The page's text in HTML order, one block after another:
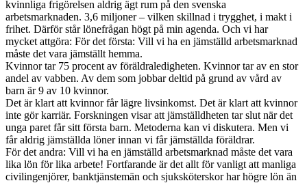
kvinnliga frigörelsen aldrig ägt rum på den svenska
arbetsmarknaden. 3,6 miljoner – vilken skillnad i trygghet, i makt i
frihet. Därför står lönefrågan högt på min agenda. Och vi har
mycket attgöra: För det första: Vill vi ha en jämställd arbetsmarknad
måste det vara jämställt hemma.
Kvinnor tar 75 procent av föräldraledigheten. Kvinnor tar av en stor
andel av vabben. Av dem som jobbar deltid på grund av vård av
barn är 9 av 10 kvinnor.
Det är klart att kvinnor får lägre livsinkomst. Det är klart att kvinnor
inte gör karriär. Forskningen visar att jämställdheten tar slut när det
unga paret får sitt första barn. Metoderna kan vi diskutera. Men vi
får aldrig jämställda löner innan vi får jämställda föräldrar.
För det andra: Vill vi ha en jämställd arbetsmarknad måste det vara
lika lön för lika arbete! Fortfarande är det allt för vanligt att manliga
civilingenjörer, banktjänstemän och sjuksköterskor har högre lön än